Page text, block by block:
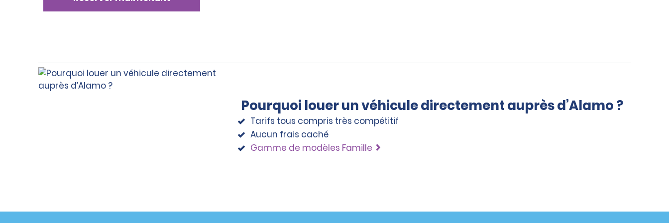
Pourquoi louer un véhicule directement auprès d’Alamo ?
Tarifs tous compris très compétitif
Aucun frais caché
Gamme de modèles Famille